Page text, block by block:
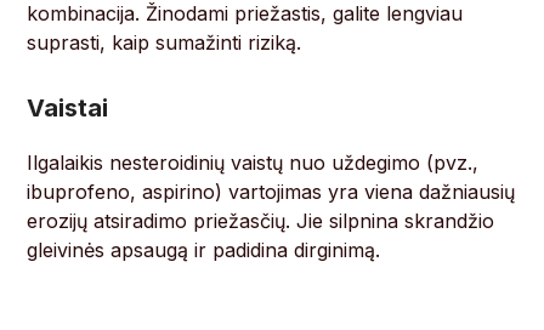
kombinacija. Žinodami priežastis, galite lengviau
suprasti, kaip sumažinti riziką.
Vaistai
Ilgalaikis nesteroidinių vaistų nuo uždegimo (pvz.,
ibuprofeno, aspirino) vartojimas yra viena dažniausių
erozijų atsiradimo priežasčių. Jie silpnina skrandžio
gleivinės apsaugą ir padidina dirginimą.